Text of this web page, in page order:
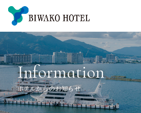
Information
ホテルからのお知らせ